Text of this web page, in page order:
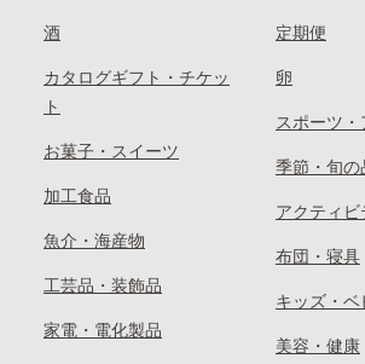
酒
カタログギフト・チケッ
ト
お菓子・スイーツ
加工食品
魚介・海産物
工芸品・装飾品
家電・電化製品
定期便
卵
スポーツ・
季節・旬の
アクティビ
布団・寝具
キッズ・ベ
美容・健康